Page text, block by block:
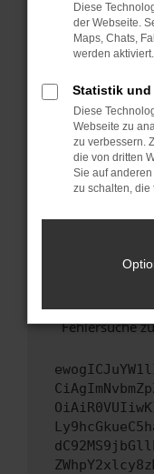
Starte dein
Das kann
Probleme zu
sind.
Veraltete
führen, dass
unterstützt
Wende dich
Wenn du alle
hast,
versuchen,
uns diesen
Fehlersuche
Diese
der Webseite.
Maps, Chats,
werden aktiviert.
Statistik und
Diese
Webseite zu
zu verbessern.
die von dritten
Sie auf
zu schalten, die